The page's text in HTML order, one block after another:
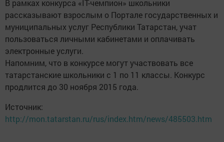
В рамках конкурса «IT-чемпион» школьники
рассказывают взрослым о Портале государственных и
муниципальных услуг Республики Татарстан, учат
пользоваться личными кабинетами и оплачивать
электронные услуги.
Напомним, что в конкурсе могут участвовать все
татарстанские школьники с 1 по 11 классы. Конкурс
продлится до 30 ноября 2015 года.
Источник:
http://mon.tatarstan.ru/rus/index.htm/news/485503.htm